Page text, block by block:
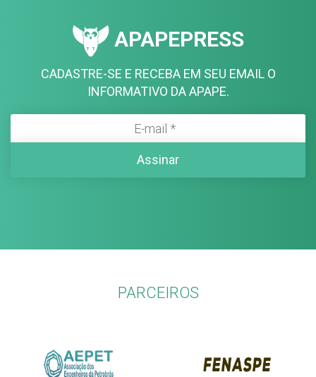
APAPEPRESS
CADASTRE-SE E RECEBA EM SEU EMAIL O
INFORMATIVO DA APAPE.
PARCEIROS